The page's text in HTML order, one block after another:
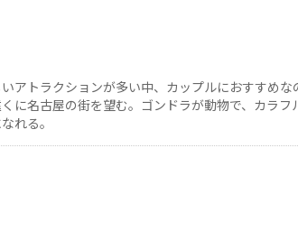
アトラクションが多い中、カップルにおすすめ
に名古屋の街を望む。ゴンドラが動物で、カラフ
れる。